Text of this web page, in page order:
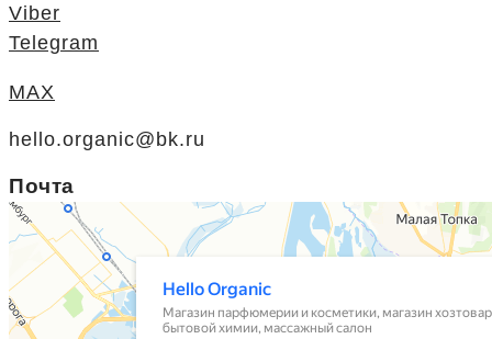
Viber
Telegram
MAX
hello.organic@bk.ru
Почта